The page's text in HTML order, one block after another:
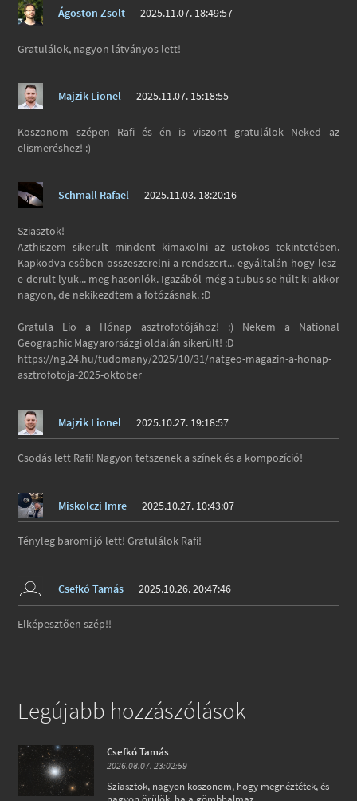
Ágoston Zsolt 2025.11.07. 18:49:57
Gratulálok, nagyon látványos lett!
Majzik Lionel 2025.11.07. 15:18:55
Köszönöm szépen Rafi és én is viszont gratulálok Neked az
elismeréshez! :)
Schmall Rafael 2025.11.03. 18:20:16
Sziasztok!
Azthiszem sikerült mindent kimaxolni az üstökös tekintetében.
Kapkodva esőben összeszerelni a rendszert... egyáltalán hogy lesz-
e derült lyuk... meg hasonlók. Igazából még a tubus se hűlt ki akkor
nagyon, de nekikezdtem a fotózásnak. :D
Gratula Lio a Hónap asztrofotójához! :) Nekem a National
Geographic Magyarorsázgi oldalán sikerült! :D
https://ng.24.hu/tudomany/2025/10/31/natgeo-magazin-a-honap-
asztrofotoja-2025-oktober
Majzik Lionel 2025.10.27. 19:18:57
Csodás lett Rafi! Nagyon tetszenek a színek és a kompozíció!
Miskolczi Imre 2025.10.27. 10:43:07
Tényleg baromi jó lett! Gratulálok Rafi!
Csefkó Tamás 2025.10.26. 20:47:46
Elképesztően szép!!
Legújabb hozzászólások
Csefkó Tamás
2026.08.07. 23:02:59
Sziasztok, nagyon köszönöm, hogy megnéztétek, és